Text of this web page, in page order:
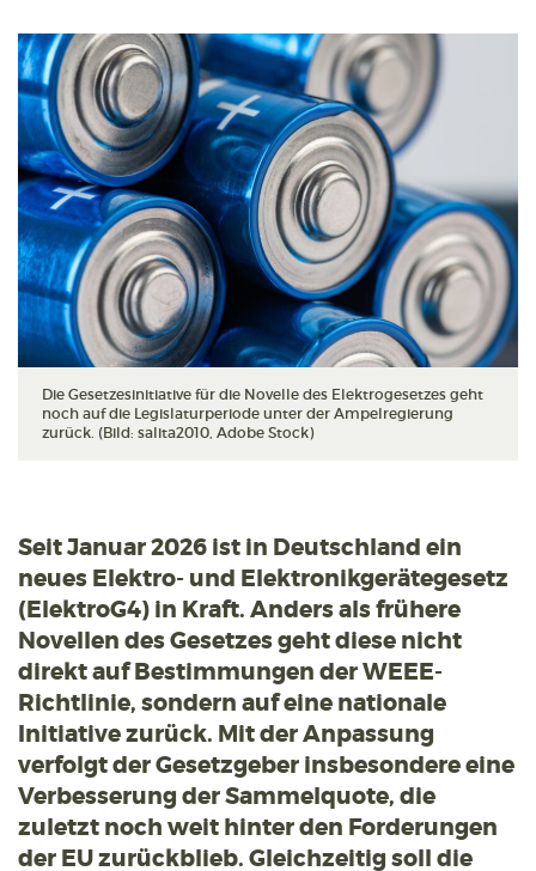
Die Gesetzesinitiative für die Novelle des Elektrogesetzes geht
noch auf die Legislaturperiode unter der Ampelregierung
zurück. (Bild: salita2010, Adobe Stock)
Seit Januar 2026 ist in Deutschland ein
neues Elektro- und Elektronikgerätegesetz
(ElektroG4) in Kraft. Anders als frühere
Novellen des Gesetzes geht diese nicht
direkt auf Bestimmungen der WEEE-
Richtlinie, sondern auf eine nationale
Initiative zurück. Mit der Anpassung
verfolgt der Gesetzgeber insbesondere eine
Verbesserung der Sammelquote, die
zuletzt noch weit hinter den Forderungen
der EU zurückblieb. Gleichzeitig soll die